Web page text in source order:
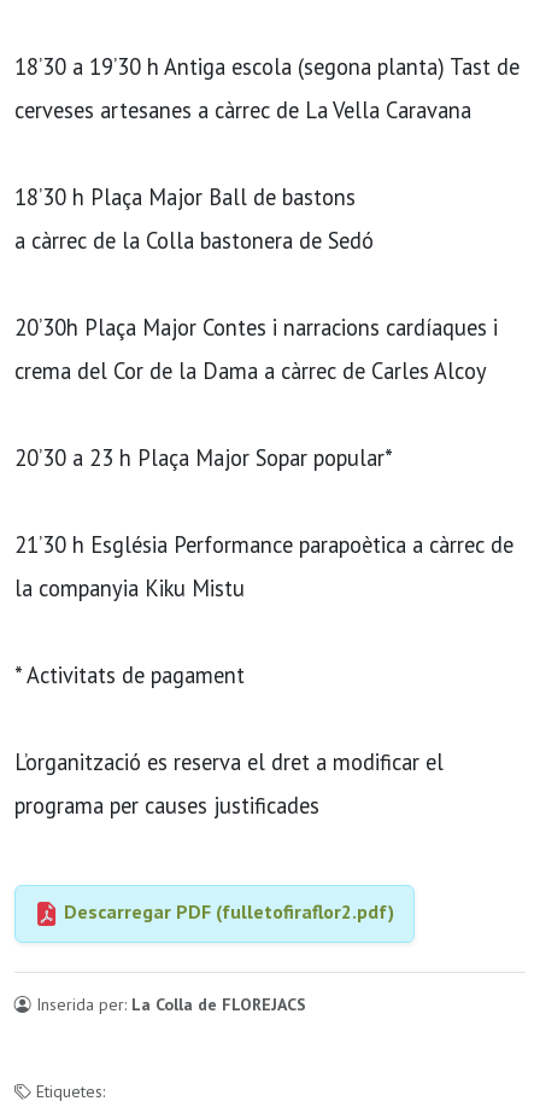
18’30 a 19’30 h Antiga escola (segona planta) Tast de
cerveses artesanes a càrrec de La Vella Caravana
18’30 h Plaça Major Ball de bastons
a càrrec de la Colla bastonera de Sedó
20’30h Plaça Major Contes i narracions cardíaques i
crema del Cor de la Dama a càrrec de Carles Alcoy
20’30 a 23 h Plaça Major Sopar popular*
21’30 h Església Performance parapoètica a càrrec de
la companyia Kiku Mistu
* Activitats de pagament
L’organització es reserva el dret a modificar el
programa per causes justificades
Descarregar PDF (fulletofiraflor2.pdf)
Inserida per: La Colla de FLOREJACS
Etiquetes: